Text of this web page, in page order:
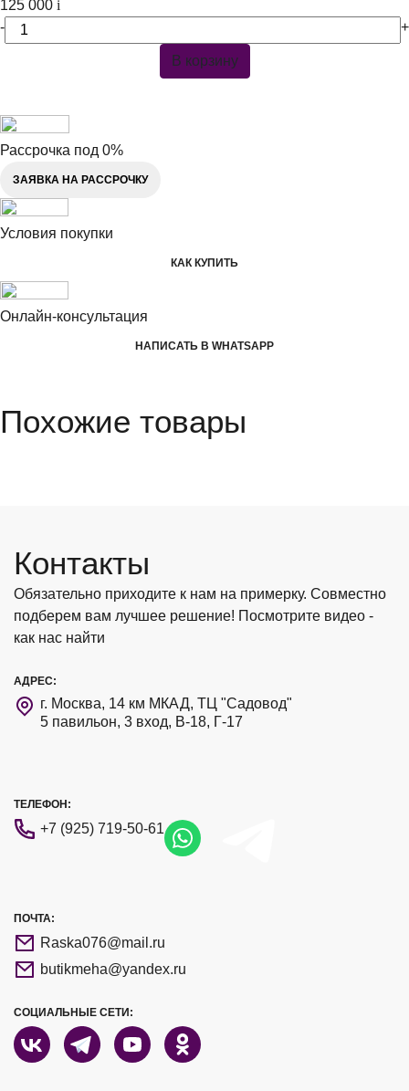
125 000 i
-
+
В корзину
Рассрочка под 0%
ЗАЯВКА НА РАССРОЧКУ
Условия покупки
КАК КУПИТЬ
Онлайн-консультация
НАПИСАТЬ В WHATSAPP
Похожие товары
Контакты
Обязательно приходите к нам на примерку. Совместно
подберем вам лучшее решение! Посмотрите видео -
как нас найти
АДРЕС:
г. Москва, 14 км МКАД, ТЦ "Садовод"
5 павильон, 3 вход, В-18, Г-17
ТЕЛЕФОН:
+7 (925) 719-50-61
ПОЧТА:
Raska076@mail.ru
butikmeha@yandex.ru
СОЦИАЛЬНЫЕ СЕТИ: